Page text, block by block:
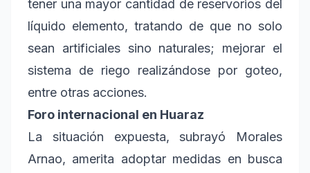
tener una mayor cantidad de reservorios del
líquido elemento, tratando de que no solo
sean artificiales sino naturales; mejorar el
sistema de riego realizándose por goteo,
entre otras acciones.
Foro internacional en Huaraz
La situación expuesta, subrayó Morales
Arnao, amerita adoptar medidas en busca